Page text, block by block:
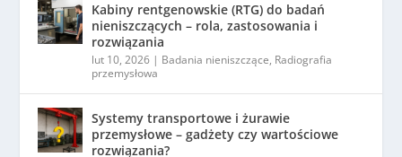
Kabiny rentgenowskie (RTG) do badań
nieniszczących – rola, zastosowania i
rozwiązania
lut 10, 2026 | Badania nieniszczące, Radiografia
przemysłowa
Systemy transportowe i żurawie
przemysłowe – gadżety czy wartościowe
rozwiązania?